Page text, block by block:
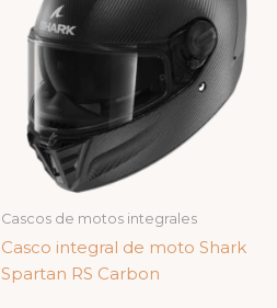
Cascos de motos integrales
Casco integral de moto Shark
Spartan RS Carbon